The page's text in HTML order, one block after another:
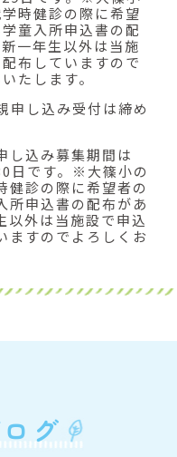
時健診の際に希望
童入所申込書の配
一年生以外は当施
布していますので
たします。
申し込み受付は締め
し込み募集期間は
日です。※大篠小の
健診の際に希望者の
所申込書の配布があ
以外は当施設で申込
ますのでよろしくお
グ